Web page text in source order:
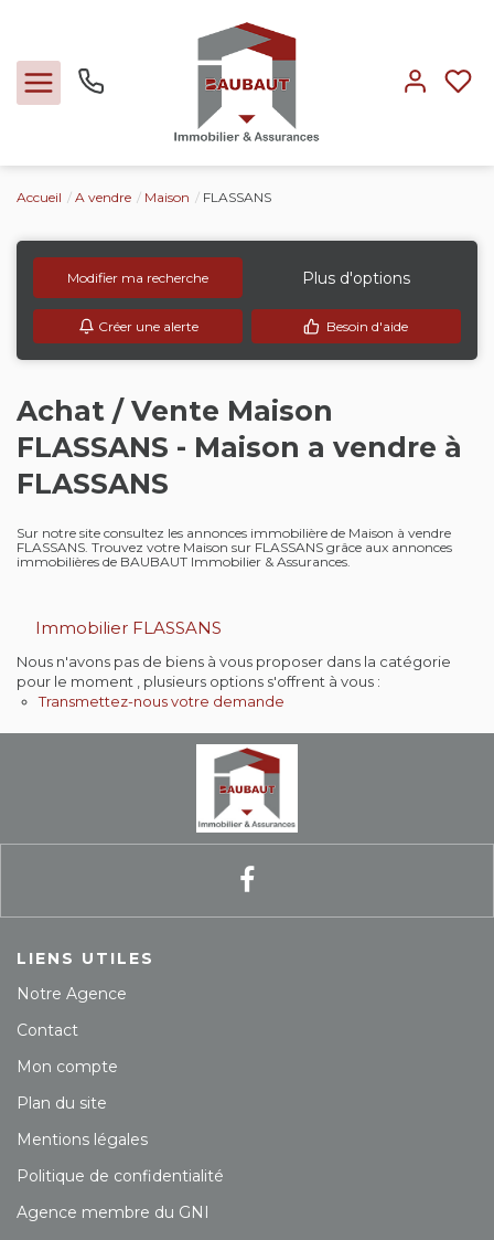
Locations
Expertise
Nos métiers
L'agence
Contact
Estimation
Avis clients
Accueil A vendre Maison FLASSANS
Modifier ma recherche Plus d'options
Créer une alerte Besoin d'aide
Achat / Vente Maison
FLASSANS - Maison a vendre à
FLASSANS
Sur notre site consultez les annonces immobilière de Maison à vendre
FLASSANS. Trouvez votre Maison sur FLASSANS grâce aux annonces
immobilières de BAUBAUT Immobilier & Assurances.
Immobilier FLASSANS
Nous n'avons pas de biens à vous proposer dans la catégorie
pour le moment , plusieurs options s'offrent à vous :
Transmettez-nous votre demande
LIENS UTILES
Notre Agence
Contact
Mon compte
Plan du site
Mentions légales
Politique de confidentialité
Agence membre du GNI